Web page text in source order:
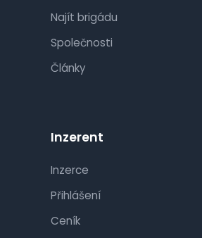
Najít brigádu
Společnosti
Články
Inzerent
Inzerce
Přihlášení
Ceník